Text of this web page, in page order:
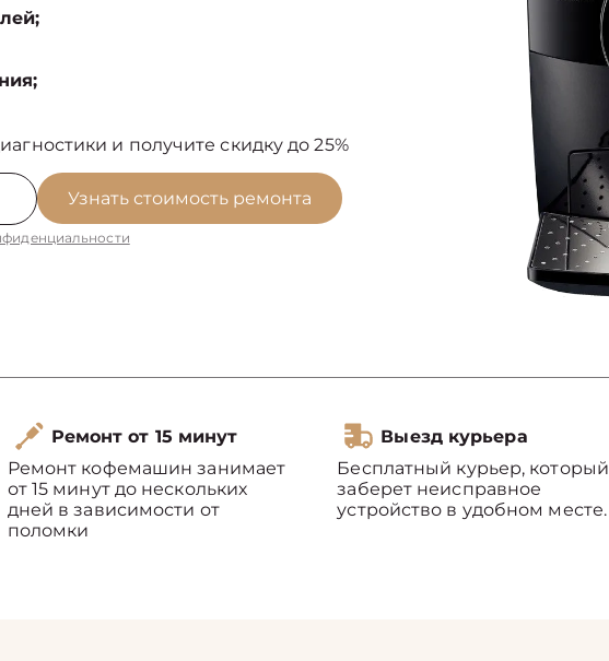
и получите скидку до 25%
Узнать стоимость ремонта
Ремонт от 15 минут
Ремонт кофемашин занимает
от 15 минут до нескольких
дней в зависимости от
поломки
Выезд курьера
Бесплатный курьер, который
заберет неисправное
устройство в удобном месте.